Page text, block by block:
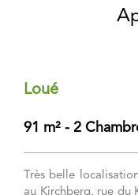
Loué
91 m² - 2
Très belle
au Kirchberg, rue du